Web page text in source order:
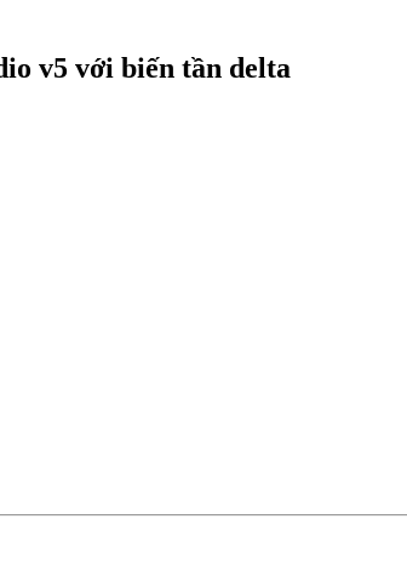
v5 với biến tần delta